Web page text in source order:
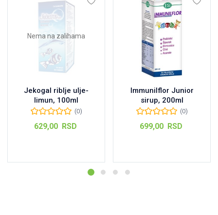
Nema na zalihama
Jekogal riblje ulje-
limun, 100ml
(0)
629,00 RSD
Immunilflor Junior
sirup, 200ml
(0)
699,00 RSD